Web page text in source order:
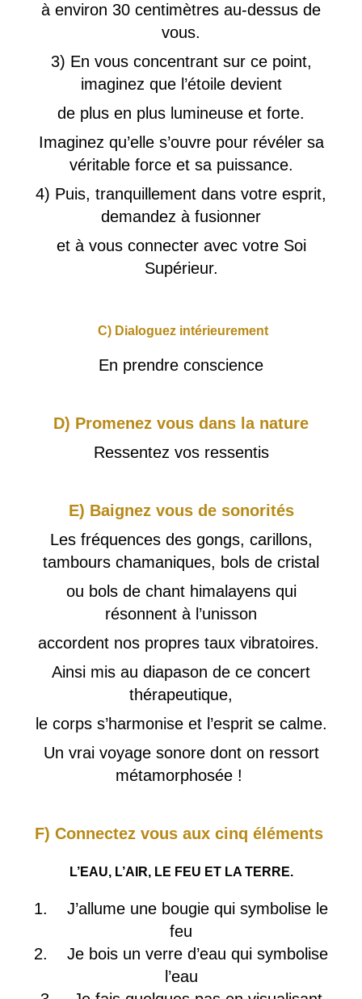
à environ 30 centimètres au-dessus de
vous.
3) En vous concentrant sur ce point,
imaginez que l’étoile devient
de plus en plus lumineuse et forte.
Imaginez qu’elle s’ouvre pour révéler sa
véritable force et sa puissance.
4) Puis, tranquillement dans votre esprit,
demandez à fusionner
et à vous connecter avec votre Soi
Supérieur.
C) Dialoguez intérieurement
En prendre conscience
D) Promenez vous dans la nature
Ressentez vos ressentis
E) Baignez vous de sonorités
Les fréquences des gongs, carillons,
tambours chamaniques, bols de cristal
ou bols de chant himalayens qui
résonnent à l’unisson
accordent nos propres taux vibratoires.
Ainsi mis au diapason de ce concert
thérapeutique,
le corps s’harmonise et l’esprit se calme.
Un vrai voyage sonore dont on ressort
métamorphosée !
F) Connectez vous aux cinq éléments
L’EAU, L’AIR, LE FEU ET LA TERRE.
1. J’allume une bougie qui symbolise le
feu
2. Je bois un verre d’eau qui symbolise
l’eau